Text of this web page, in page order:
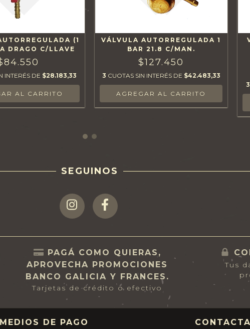
(1
DRAGO C/LLAVE
INTERÉS DE $28.183,33
VÁLVULA AUTORREGULADA 1
BAR 21.8 C/MAN.
$127.450
3 CUOTAS SIN INTERÉS DE $42.483,33
3
SEGUINOS
PAGÁ COMO QUIERAS,
APROVECHA PROMOCIONES
BANCO GALICIA Y FRANCES.
Tarjetas de crédito o efectivo
Tus
MEDIOS DE PAGO